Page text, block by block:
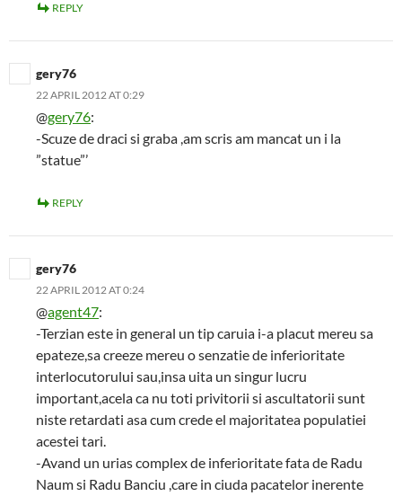
REPLY
gery76
22 APRIL 2012 AT 0:29
@gery76:
-Scuze de draci si graba ,am scris am mancat un i la
”statue”’
REPLY
gery76
22 APRIL 2012 AT 0:24
@agent47:
-Terzian este in general un tip caruia i-a placut mereu sa
epateze,sa creeze mereu o senzatie de inferioritate
interlocutorului sau,insa uita un singur lucru
important,acela ca nu toti privitorii si ascultatorii sunt
niste retardati asa cum crede el majoritatea populatiei
acestei tari.
-Avand un urias complex de inferioritate fata de Radu
Naum si Radu Banciu ,care in ciuda pacatelor inerente